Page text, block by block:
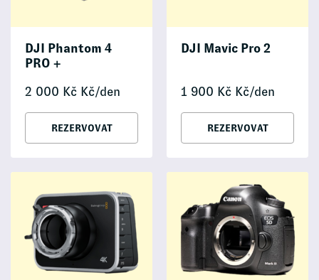
DJI Phantom 4
PRO +
2 000 Kč Kč/den
REZERVOVAT
DJI Mavic Pro 2
1 900 Kč Kč/den
REZERVOVAT